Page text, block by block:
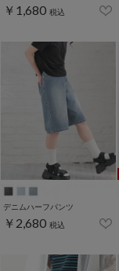
￥1,680 税込
デニムハーフパンツ
￥2,680 税込